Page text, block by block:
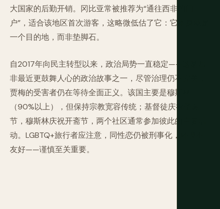
大国家的后勤开销。冈比亚常被推荐为“通往西非的门
户”，适合该地区首次游客，这略微低估了它：它本身就是
一个目的地，而非垫脚石。
自2017年向民主转型以来，政治局势一直稳定——这是西
非最近更鼓舞人心的政治故事之一，尽管治理仍不完美，
贾梅的受害者仍在等待全面正义。该国主要是穆斯林
（90%以上），但保持宗教宽容传统；基督徒庆祝圣诞
节，穆斯林庆祝开斋节，两个社区通常参加彼此的主要活
动。LGBTQ+旅行者应注意，同性恋仍被刑事化，环境不
友好——谨慎至关重要。